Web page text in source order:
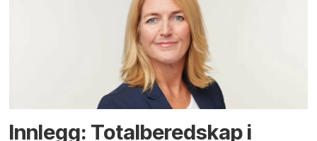
Innlegg: Totalberedskap i